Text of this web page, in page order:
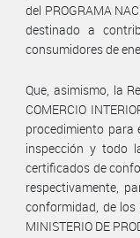
del PROGRAMA
destinado a
consumidores de
Que, asimismo, la
COMERCIO
procedimiento para
inspección y todo
certificados de
respectivamente,
conformidad, de
MINISTERIO DE